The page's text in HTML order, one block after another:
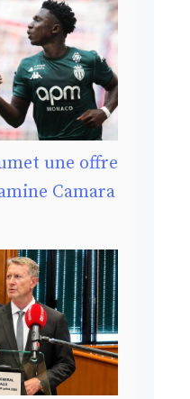
une offre
Camara